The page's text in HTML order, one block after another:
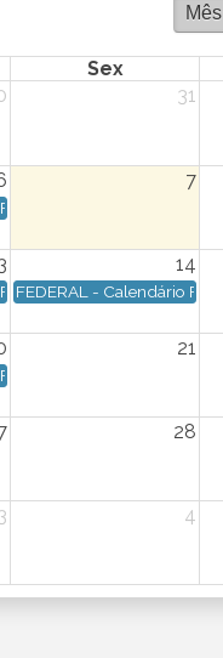
Mês
Sex
31
7
feiraDia 05/08/2026 -
- Data de
14
- Data de
FEDERAL - Calendário
21
- Data de
28
feira
4